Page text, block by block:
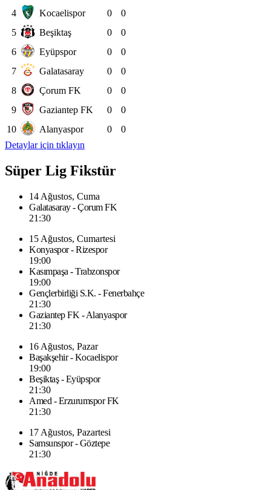
4
Kocaelispor 0
0
5
Beşiktaş 0
0
6
Eyüpspor 0
0
7
Galatasaray 0
0
8
Çorum FK 0
0
9
Gaziantep FK 0
0
10
Alanyaspor 0
0
Detaylar için tıklayın
Süper Lig Fikstür
14 Ağustos, Cuma
Galatasaray - Çorum FK
21:30
15 Ağustos, Cumartesi
Konyaspor - Rizespor
19:00
Kasımpaşa - Trabzonspor
19:00
Gençlerbirliği S.K. - Fenerbahçe
21:30
Gaziantep FK - Alanyaspor
21:30
16 Ağustos, Pazar
Başakşehir - Kocaelispor
19:00
Beşiktaş - Eyüpspor
21:30
Amed - Erzurumspor FK
21:30
17 Ağustos, Pazartesi
Samsunspor - Göztepe
21:30